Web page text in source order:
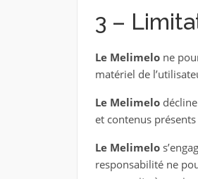
3 –
Le Melimelone
matériel de
Le Melimelodécline
et contenus
Le Melimelo
responsabilité ne